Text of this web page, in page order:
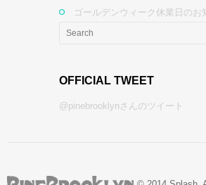
ゴールデンウィーク休業日のお
OFFICIAL TWEET
@pinebrooklynさんのツイート